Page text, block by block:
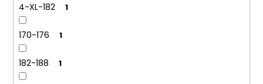
4-XL-182 1
170-176 1
182-188 1